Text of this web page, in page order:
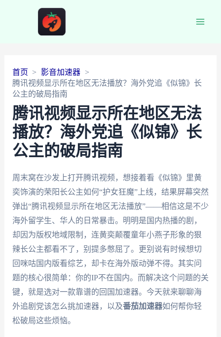
首页
影音加速器
腾讯视频显示所在地区无法播放？海外党追《似锦》长
公主的破局指南
腾讯视频显示所在地区无法
播放？海外党追《似锦》长
公主的破局指南
周末窝在沙发上打开腾讯视频，想接着看《似锦》里黄
奕饰演的荣阳长公主如何“护女狂魔”上线，结果屏幕突然
弹出“腾讯视频显示所在地区无法播放”——相信这是不少
海外留学生、华人的日常暴击。明明是国内热播的剧，
却因为版权地域限制，连黄奕颠覆童年小燕子形象的狠
辣长公主都看不了，别提多憋屈了。更别说有时候想切
回咪咕国内版看综艺，却卡在海外版动弹不得。其实问
题的核心很简单：你的IP不在国内。而解决这个问题的关
键，就是选对一款靠谱的回国加速器。今天就来聊聊海
外追剧党该怎么挑加速器，以及番茄加速器如何帮你轻
松破局这些烦恼。